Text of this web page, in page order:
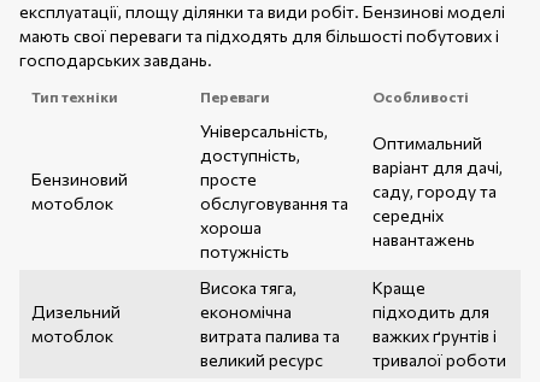
експлуатації, площу ділянки та види робіт. Бензинові моделі
мають свої переваги та підходять для більшості побутових і
господарських завдань.
Тип техніки Переваги Особливості
Бензиновий
мотоблок
Універсальність,
доступність,
просте
обслуговування та
хороша
потужність
Оптимальний
варіант для дачі,
саду, городу та
середніх
навантажень
Дизельний
мотоблок
Висока тяга,
економічна
витрата палива та
великий ресурс
Краще
підходить для
важких ґрунтів і
тривалої роботи